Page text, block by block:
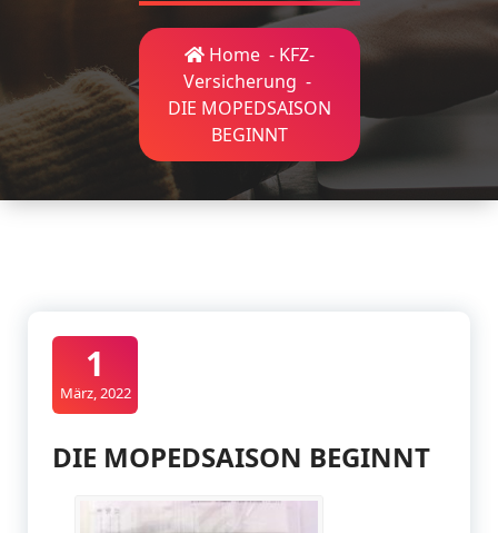
Home- KFZ-
Versicherung -
DIE MOPEDSAISON
BEGINNT
1
März, 2022
DIE MOPEDSAISON BEGINNT